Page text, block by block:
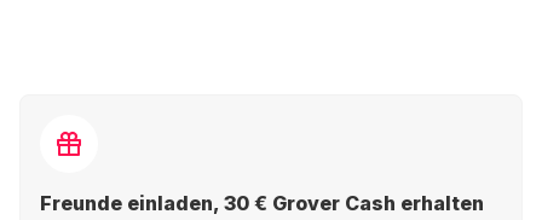
Freunde einladen, 30 € Grover Cash erhalten